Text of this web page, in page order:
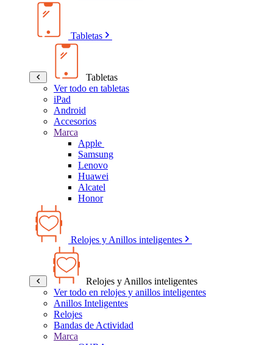
Tabletas
Tabletas
Ver todo en tabletas
iPad
Android
Accesorios
Marca
Apple
Samsung
Lenovo
Huawei
Alcatel
Honor
Relojes y Anillos inteligentes
Relojes y Anillos inteligentes
Ver todo en relojes y anillos inteligentes
Anillos Inteligentes
Relojes
Bandas de Actividad
Marca